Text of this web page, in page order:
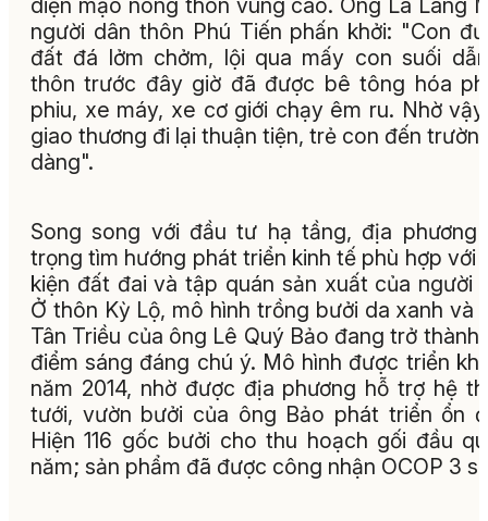
diện mạo nông thôn vùng cao. Ông La Lang
người dân thôn Phú Tiến phấn khởi: "Con
đất đá lởm chởm, lội qua mấy con suối
thôn trước đây giờ đã được bê tông hóa
phiu, xe máy, xe cơ giới chạy êm ru. Nhờ
giao thương đi lại thuận tiện, trẻ con đến
dàng".
Song song với đầu tư hạ tầng, địa phương
trọng tìm hướng phát triển kinh tế phù hợp với
kiện đất đai và tập quán sản xuất của người
Ở thôn Kỳ Lộ, mô hình trồng bưởi da xanh và
Tân Triều của ông Lê Quý Bảo đang trở thành
điểm sáng đáng chú ý. Mô hình được triển
năm 2014, nhờ được địa phương hỗ trợ hệ
tưới, vườn bưởi của ông Bảo phát triển ổn
Hiện 116 gốc bưởi cho thu hoạch gối đầu
năm; sản phẩm đã được công nhận OCOP 3